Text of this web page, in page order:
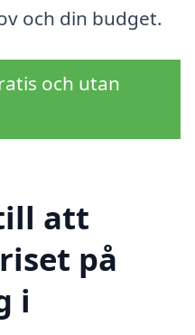
och din budget.
och utan
att
på
i